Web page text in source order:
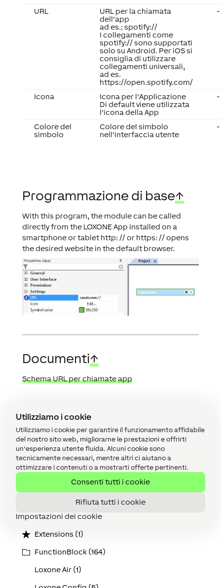
Utilizziamo i cookie
Utilizziamo i cookie per garantire il funzionamento affidabile
del nostro sito web, migliorarne le prestazioni e offrirti
un'esperienza utente fluida. Alcuni cookie sono
tecnicamente necessari, mentre altri ci aiutano a
ottimizzare i contenuti o a mostrarti offerte pertinenti.
Consenti tutti i cookie
Rifiuta tutti i cookie
Impostazioni dei cookie
URL
URL per la chiamata
dell'app
ad es.: spotify://
I collegamenti come
spotify:// sono supportati
solo su Android. Per iOS si
consiglia di utilizzare
collegamenti universali,
ad es.
https://open.spotify.com/
-
Icona
Icona per l'Applicazione
Di default viene utilizzata
l'icona della App
-
Colore del
simbolo
Colore del simbolo
nell'interfaccia utente
-
Programmazione di base↑
With this program, the module can be called
directly from the LOXONE App installed on a
smartphone or tablet http: // or https: // opens
the desired website in the default browser.
Documenti↑
Schema URL per chiamate app
Categorie
Accessori (2)
API (1)
Cablaggio (4)
Device (141)
Extensions (1)
FunctionBlock (164)
Loxone Air (1)